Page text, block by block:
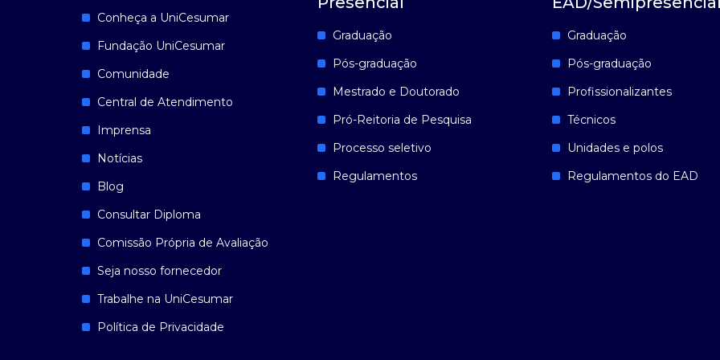
Conheça a UniCesumar
Fundação UniCesumar
Comunidade
Central de Atendimento
Imprensa
Notícias
Blog
Consultar Diploma
Comissão Própria de Avaliação
Seja nosso fornecedor
Trabalhe na UniCesumar
Política de Privacidade
Graduação
Pós-graduação
Mestrado e Doutorado
Pró-Reitoria de Pesquisa
Processo seletivo
Regulamentos
Graduação
Pós-graduação
Profissionalizantes
Técnicos
Unidades e polos
Regulamentos do EAD